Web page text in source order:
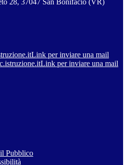
28, 37047 San Bonifacio (VR)
Link per inviare una mail
Link per inviare una mail
Pubblico